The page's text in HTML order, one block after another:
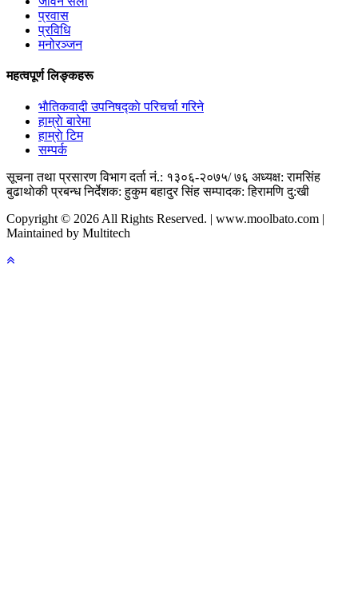
प्रवास
प्रविधि
मनोरञ्जन
महत्वपूर्ण लिङ्कहरू
भाैतिकवादी उपनिषद्काे परिचर्चा गरिने
हाम्राे बारेमा
हाम्राे टिम
सम्पर्क
सूचना तथा प्रसारण विभाग दर्ता नं.: १३०६-२०७५/ ७६ अध्यक्ष: रामसिंह
बुढाथाेकी प्रबन्ध निर्देशक: हुकुम बहादुर सिंह सम्पादक: हिरामणि दु:खी
Copyright © 2026 All Rights Reserved. | www.moolbato.com |
Maintained by Multitech